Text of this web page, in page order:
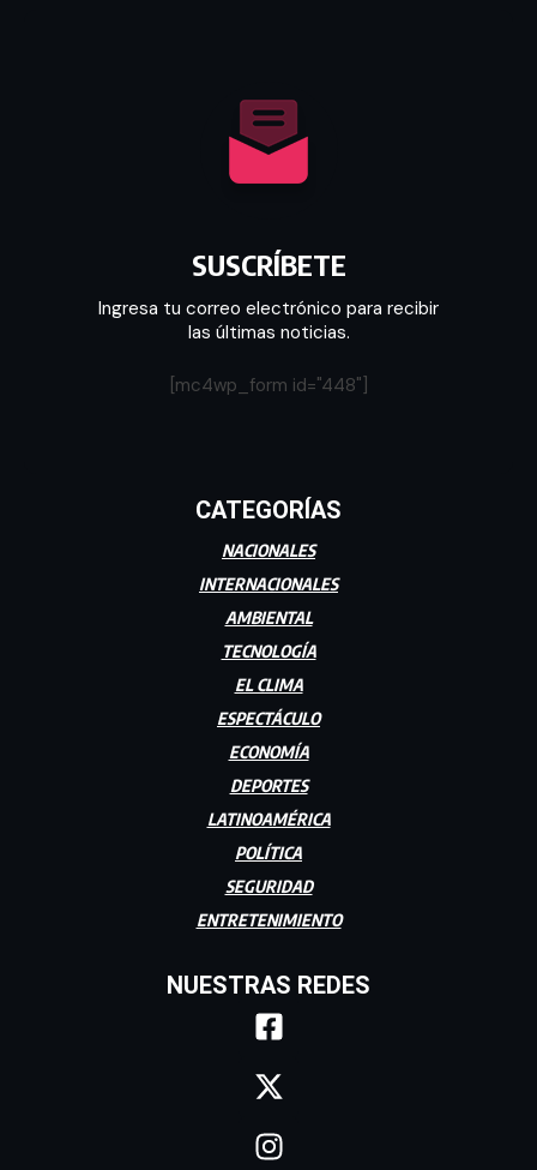
SUSCRÍBETE
Ingresa tu correo electrónico para recibir
las últimas noticias.
[mc4wp_form id="448"]
CATEGORÍAS
NACIONALES
INTERNACIONALES
AMBIENTAL
TECNOLOGÍA
EL CLIMA
ESPECTÁCULO
ECONOMÍA
DEPORTES
LATINOAMÉRICA
POLÍTICA
SEGURIDAD
ENTRETENIMIENTO
NUESTRAS REDES